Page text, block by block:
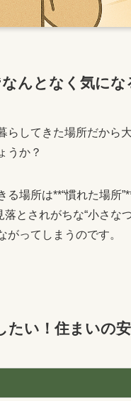
んとなく気に
らしてきた場所だから大
うか？
る場所は**“慣れた場所
とされがちな“小さなつ
がってしまうのです。
たい！住まいの